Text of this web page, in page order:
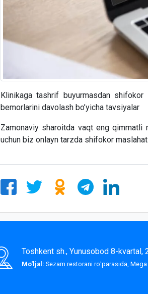
Klinikaga tashrif buyurmasdan
bemorlarini davolash bo’yicha tavsiyalar
Zamonaviy sharoitda vaqt eng qimmatli
uchun biz onlayn tarzda shifokor
Toshkent sh., Yunusobod 8-kvartal,
Mo'ljal: Sezam restorani roʻparasida,